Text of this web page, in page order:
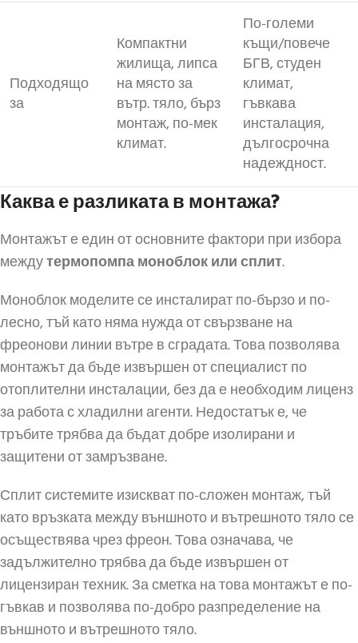
Подходящо
за
Компактни
жилища, липса
на място за
вътр. тяло, бърз
монтаж, по-мек
климат.
По-големи
къщи/повече
БГВ, студен
климат,
гъвкава
инсталация,
дългосрочна
надеждност.
Каква е разликата в монтажа?
Монтажът е един от основните фактори при избора
междутермопомпа моноблок или сплит.
Моноблок моделите се инсталират по-бързо и по-
лесно, тъй като няма нужда от свързване на
фреонови линии вътре в сградата. Това позволява
монтажът да бъде извършен от специалист по
отоплителни инсталации, без да е необходим лиценз
за работа с хладилни агенти. Недостатък е, че
тръбите трябва да бъдат добре изолирани и
защитени от замръзване.
Сплит системите изискват по-сложен монтаж, тъй
като връзката между външното и вътрешното тяло се
осъществява чрез фреон. Това означава, че
задължително трябва да бъде извършен от
лицензиран техник. За сметка на това монтажът е по-
гъвкав и позволява по-добро разпределение на
външното и вътрешното тяло.